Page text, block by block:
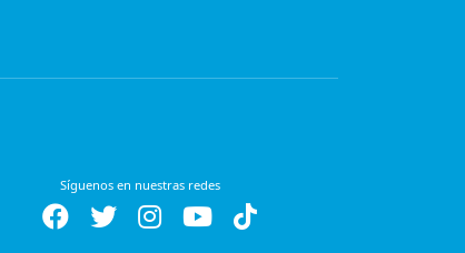
Síguenos en nuestras redes